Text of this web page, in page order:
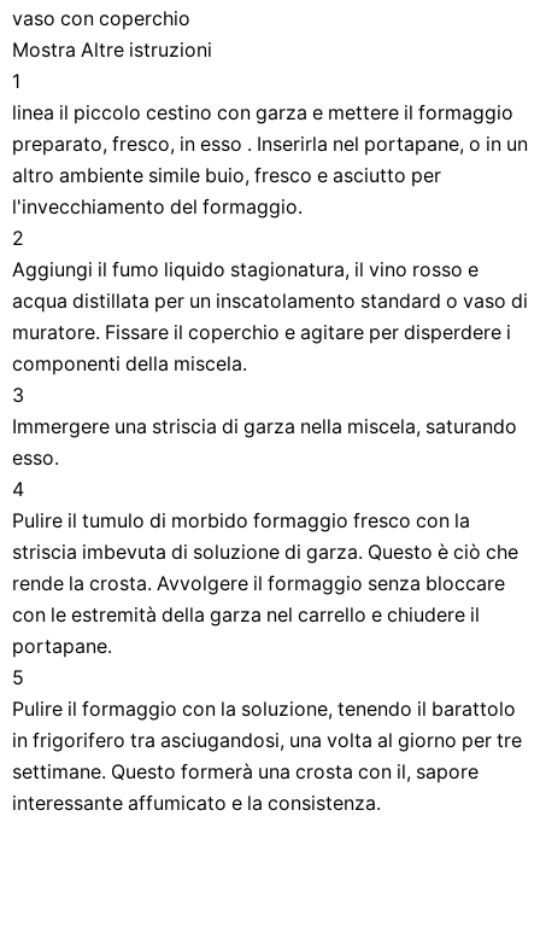
vaso con coperchio
Mostra Altre istruzioni
1
linea il piccolo cestino con garza e mettere il formaggio
preparato, fresco, in esso . Inserirla nel portapane, o in un
altro ambiente simile buio, fresco e asciutto per
l'invecchiamento del formaggio.
2
Aggiungi il fumo liquido stagionatura, il vino rosso e
acqua distillata per un inscatolamento standard o vaso di
muratore. Fissare il coperchio e agitare per disperdere i
componenti della miscela.
3
Immergere una striscia di garza nella miscela, saturando
esso.
4
Pulire il tumulo di morbido formaggio fresco con la
striscia imbevuta di soluzione di garza. Questo è ciò che
rende la crosta. Avvolgere il formaggio senza bloccare
con le estremità della garza nel carrello e chiudere il
portapane.
5
Pulire il formaggio con la soluzione, tenendo il barattolo
in frigorifero tra asciugandosi, una volta al giorno per tre
settimane. Questo formerà una crosta con il, sapore
interessante affumicato e la consistenza.